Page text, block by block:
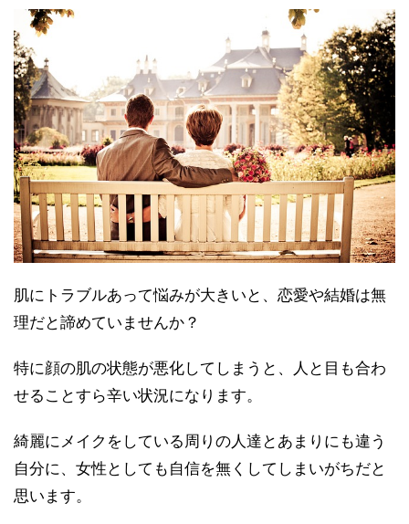
肌にトラブルあって悩みが大きいと、恋愛や結婚は無
理だと諦めていませんか？
特に顔の肌の状態が悪化してしまうと、人と目も合わ
せることすら辛い状況になります。
綺麗にメイクをしている周りの人達とあまりにも違う
自分に、女性としても自信を無くしてしまいがちだと
思います。